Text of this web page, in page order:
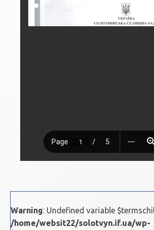
Warning: Undefined variable
/home/websit22/solotvyn.if.ua/wp-